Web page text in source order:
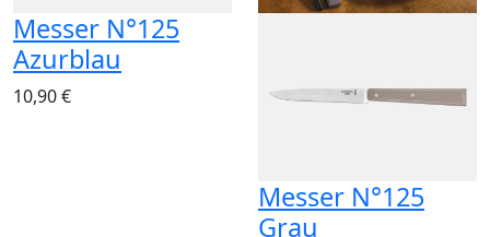
Messer N°125
Azurblau
10,90 €
Messer N°125
Grau